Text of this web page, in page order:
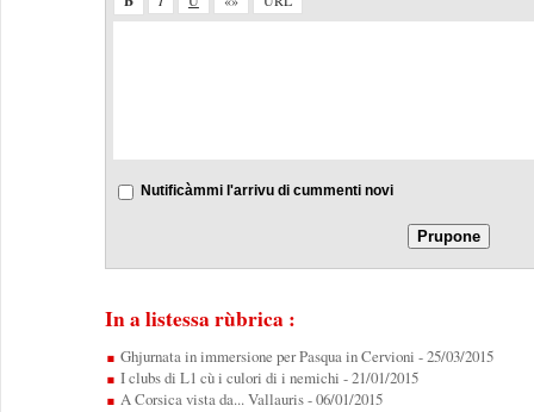
Nutificàmmi l'arrivu di cummenti novi
In a listessa rùbrica :
Ghjurnata in immersione per Pasqua in Cervioni - 25/03/2015
I clubs di L1 cù i culori di i nemichi - 21/01/2015
A Corsica vista da... Vallauris- 06/01/2015